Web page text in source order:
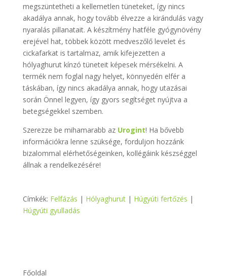
megszüntetheti a kellemetlen tüneteket, így nincs
akadálya annak, hogy tovább élvezze a kirándulás vagy
nyaralás pillanatait. A készítmény hatféle gyógynövény
erejével hat, többek között medveszőlő levelet és
cickafarkat is tartalmaz, amik kifejezetten a
hólyaghurut kínzó tüneteit képesek mérsékelni. A
termék nem foglal nagy helyet, könnyedén elfér a
táskában, így nincs akadálya annak, hogy utazásai
során Önnel legyen, így gyors segítséget nyújtva a
betegségekkel szemben.
Szerezze be mihamarabb az Urogint! Ha bővebb
információkra lenne szüksége, forduljon hozzánk
bizalommal elérhetőségeinken, kollégáink készséggel
állnak a rendelkezésére!
Címkék: Felfázás | Hólyaghurut| Húgyúti fertőzés |
Húgyúti gyulladás
Főoldal